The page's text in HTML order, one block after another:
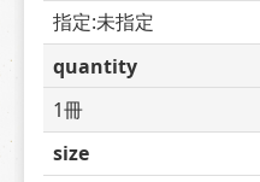
指定:未指定
quantity
1冊
size